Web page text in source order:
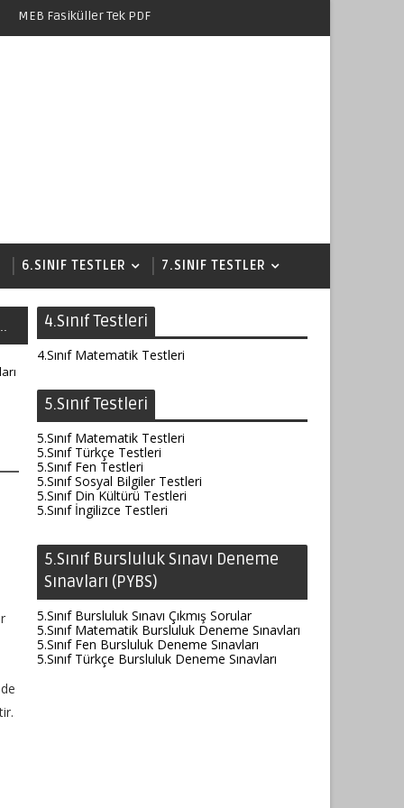
MEB Fasiküller Tek PDF
6.SINIF TESTLER 7.SINIF TESTLER
4.Sınıf Testleri
4.Sınıf Matematik Testleri
5.Sınıf Testleri
5.Sınıf Matematik Testleri
5.Sınıf Türkçe Testleri
5.Sınıf Fen Testleri
5.Sınıf Sosyal Bilgiler Testleri
5.Sınıf Din Kültürü Testleri
5.Sınıf İngilizce Testleri
5.Sınıf Bursluluk Sınavı Deneme
Sınavları (PYBS)
5.Sınıf Bursluluk Sınavı Çıkmış Sorular
5.Sınıf Matematik Bursluluk Deneme Sınavları
5.Sınıf Fen Bursluluk Deneme Sınavları
5.Sınıf Türkçe Bursluluk Deneme Sınavları